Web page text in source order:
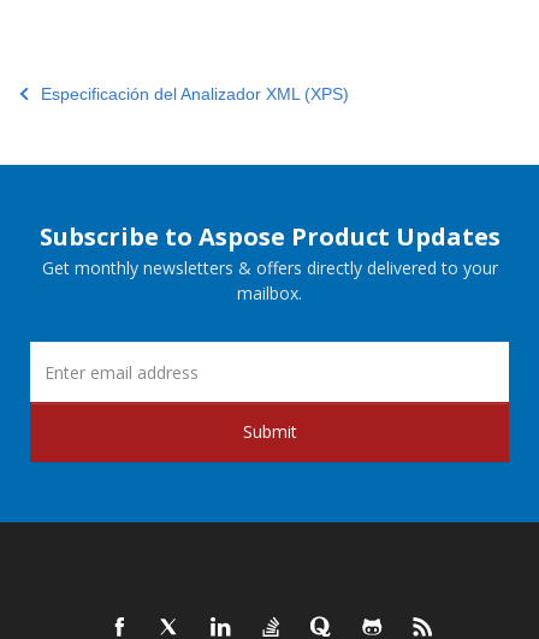
Especificación del Analizador XML (XPS)
Subscribe to Aspose Product Updates
Get monthly newsletters & offers directly delivered to your
mailbox.
Submit